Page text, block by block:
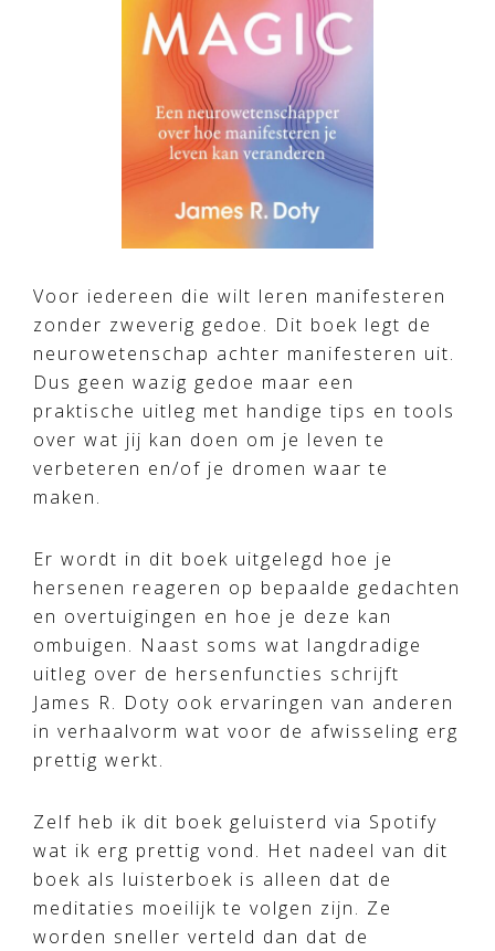
Voor iedereen die wilt leren manifesteren
zonder zweverig gedoe. Dit boek legt de
neurowetenschap achter manifesteren uit.
Dus geen wazig gedoe maar een
praktische uitleg met handige tips en tools
over wat jij kan doen om je leven te
verbeteren en/of je dromen waar te
maken.
Er wordt in dit boek uitgelegd hoe je
hersenen reageren op bepaalde gedachten
en overtuigingen en hoe je deze kan
ombuigen. Naast soms wat langdradige
uitleg over de hersenfuncties schrijft
James R. Doty ook ervaringen van anderen
in verhaalvorm wat voor de afwisseling erg
prettig werkt.
Zelf heb ik dit boek geluisterd via Spotify
wat ik erg prettig vond. Het nadeel van dit
boek als luisterboek is alleen dat de
meditaties moeilijk te volgen zijn. Ze
worden sneller verteld dan dat de